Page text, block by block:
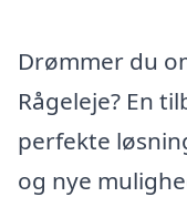
Drømmer du
Rågeleje? En
perfekte
og nye